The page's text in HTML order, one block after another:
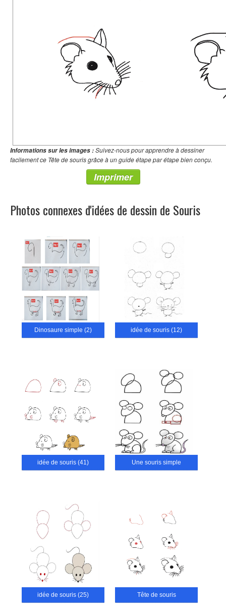
Informations sur les images :Suivez-nous pour apprendre à dessiner
facilement ce Tête de souris grâce à un guide étape par étape bien conçu.
Imprimer
Photos connexes d'idées de dessin de Souris
Dinosaure simple (2) idée de souris (12)
idée de souris (41) Une souris simple
idée de souris (25) Tête de souris